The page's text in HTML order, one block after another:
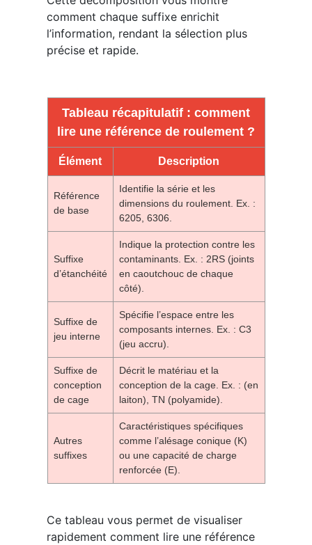
comment chaque suffixe enrichit
l’information, rendant la sélection plus
précise et rapide.
Tableau récapitulatif : comment
lire une référence de roulement ?
Élément Description
Référence
de base
Identifie la série et les
dimensions du roulement. Ex. :
6205, 6306.
Suffixe
d’étanchéité
Indique la protection contre les
contaminants. Ex. : 2RS (joints
en caoutchouc de chaque
côté).
Suffixe de
jeu interne
Spécifie l’espace entre les
composants internes. Ex. : C3
(jeu accru).
Suffixe de
conception
de cage
Décrit le matériau et la
conception de la cage. Ex. : (en
laiton), TN (polyamide).
Autres
suffixes
Caractéristiques spécifiques
comme l’alésage conique (K)
ou une capacité de charge
renforcée (E).
Ce tableau vous permet de visualiser
rapidement comment lire une référence